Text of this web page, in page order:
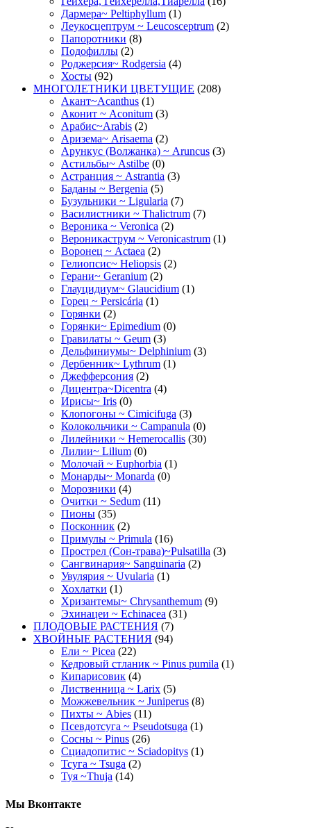
Дармера~ Peltiphyllum (1)
Леукосцептрум ~ Leucosceptrum (2)
Папоротники (8)
Подофиллы (2)
Роджерсия~ Rodgersia (4)
Хосты (92)
МНОГОЛЕТНИКИ ЦВЕТУЩИЕ (208)
Акант~Acanthus (1)
Аконит ~ Aconitum (3)
Арабис~Arabis (2)
Аризема~ Arisaema (2)
Арункус (Волжанка) ~ Aruncus (3)
Астильбы~ Astilbe (0)
Астранция ~ Astrantia (3)
Баданы ~ Bergenia (5)
Бузульники ~ Ligularia (7)
Василистники ~ Thalictrum (7)
Вероника ~ Veronica (2)
Вероникаструм ~ Veronicastrum (1)
Воронец ~ Actaea (2)
Гелиопсис~ Heliopsis (2)
Герани~ Geranium (2)
Глауцидиум~ Glaucidium (1)
Горец ~ Persicária (1)
Горянки (2)
Горянки~ Epimedium (0)
Гравилаты ~ Geum (3)
Дельфиниумы~ Delphinium (3)
Дербенник~ Lythrum (1)
Джефферсония (2)
Дицентра~Dicentra (4)
Ирисы~ Iris (0)
Клопогоны ~ Cimicifuga (3)
Колокольчики ~ Campanula (0)
Лилейники ~ Hemerocallis (30)
Лилии~ Lilium (0)
Молочай ~ Euphorbia (1)
Монарды~ Monarda (0)
Морозники (4)
Очитки ~ Sedum (11)
Пионы (35)
Посконник (2)
Примулы ~ Primula (16)
Прострел (Сон-трава)~Pulsatilla (3)
Сангвинария~ Sanguinaria (2)
Увулярия ~ Uvularia (1)
Хохлатки (1)
Хризантемы~ Chrysanthemum (9)
Эхинацеи ~ Echinacea (31)
ПЛОДОВЫЕ РАСТЕНИЯ (7)
ХВОЙНЫЕ РАСТЕНИЯ (94)
Ели ~ Picea (22)
Кедровый стланик ~ Pinus pumila (1)
Кипарисовик (4)
Лиственница ~ Larix (5)
Можжевельник ~ Juniperus (8)
Пихты ~ Abies (11)
Псевдотсуга ~ Pseudotsuga (1)
Сосны ~ Pinus (26)
Сциадопитис ~ Sciadopitys (1)
Тсуга ~ Tsuga (2)
Туя ~Thuja (14)
Мы Вконтакте